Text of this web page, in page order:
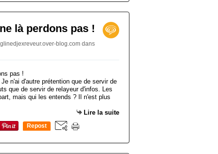
là perdons pas !
blog.com dans
n'ai d'autre prétention que de servir de
que de servir de relayeur d'infos. Les
mais qui les entends ? Il n'est plus
Lire la suite
Repost